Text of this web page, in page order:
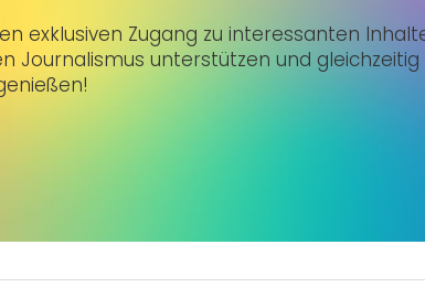
exklusiven Zugang zu interessanten
Journalismus unterstützen und gleichzeitig